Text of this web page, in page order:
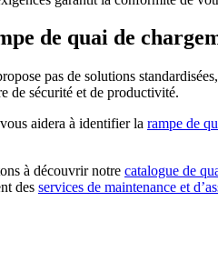
de quai de
pas de solutions
de sécurité et de productivité.
aidera à identifier la rampe de
à découvrir notre catalogue de
des services de maintenance et